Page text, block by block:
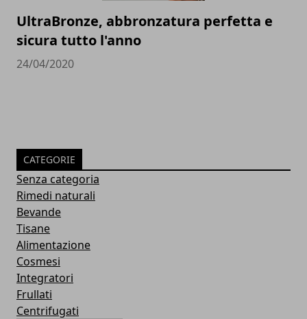
UltraBronze, abbronzatura perfetta e
sicura tutto l'anno
24/04/2020
CATEGORIE
Senza categoria
Rimedi naturali
Bevande
Tisane
Alimentazione
Cosmesi
Integratori
Frullati
Centrifugati